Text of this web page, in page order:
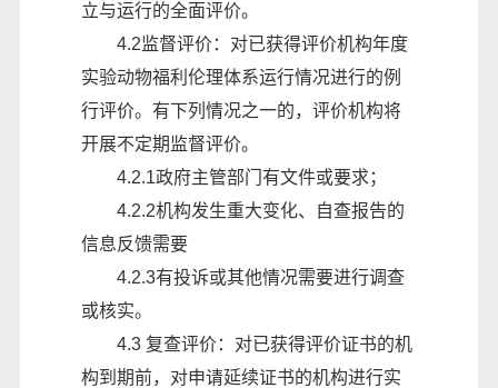
立与运行的全面评价。
4.2监督评价：对已获得评价机构年度
实验动物福利伦理体系运行情况进行的例
行评价。有下列情况之一的，评价机构将
开展不定期监督评价。
4.2.1政府主管部门有文件或要求；
4.2.2机构发生重大变化、自查报告的
信息反馈需要
4.2.3有投诉或其他情况需要进行调查
或核实。
4.3 复查评价：对已获得评价证书的机
构到期前，对申请延续证书的机构进行实